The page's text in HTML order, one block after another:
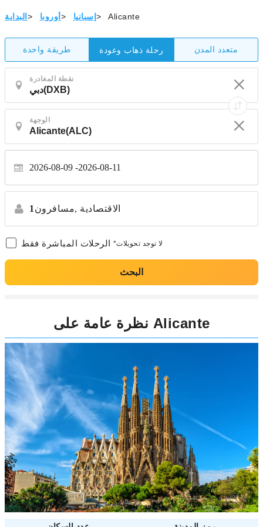
البداية > أوروبا > إسبانيا > Alicante
طريقة واحدة رحلة ذهاب وعودة متعدد المدن
نقطة المغادرة
الوجهة
2026-08-09 2026-08-11
1 مسافرون, الاقتصادية
الرحلات المباشرة فقط *لا توجد تحويلات
البحث
نظرة عامة على Alicante